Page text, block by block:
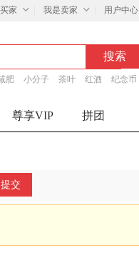
家 我是卖家 用户中心
肥 小分子 茶叶 红酒 纪念币
尊享VIP 拼团
提交